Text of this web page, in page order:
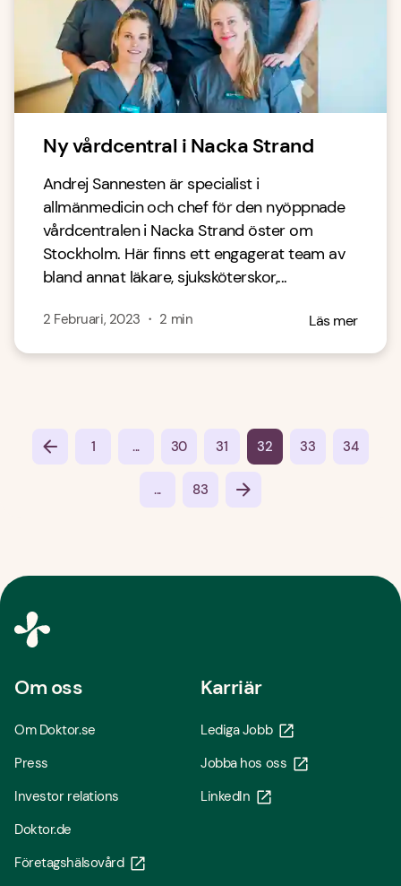
Ny vårdcentral i Nacka Strand
Andrej Sannesten är specialist i
allmänmedicin och chef för den nyöppnade
vårdcentralen i Nacka Strand öster om
Stockholm. Här finns ett engagerat team av
bland annat läkare, sjuksköterskor,...
2 Februari, 2023 ・ 2 min Läs mer
1 ... 30 31 32 33 34
... 83
Om oss
Om Doktor.se
Press
Investor relations
Doktor.de
Företagshälsovård
Karriär
Lediga Jobb
Jobba hos oss
LinkedIn